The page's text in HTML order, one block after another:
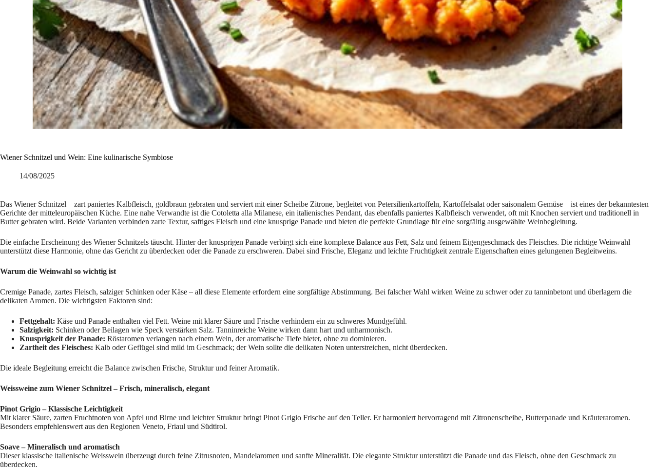
Wiener Schnitzel und Wein: Eine kulinarische Symbiose
14/08/2025
Das Wiener Schnitzel – zart paniertes Kalbfleisch, goldbraun gebraten und serviert mit einer Scheibe Zitrone, begleitet von Petersilienkartoffeln, Kartoffelsalat oder saisonalem Gemüse – ist eines der bekanntesten
Gerichte der mitteleuropäischen Küche. Eine nahe Verwandte ist die Cotoletta alla Milanese, ein italienisches Pendant, das ebenfalls paniertes Kalbfleisch verwendet, oft mit Knochen serviert und traditionell in
Butter gebraten wird. Beide Varianten verbinden zarte Textur, saftiges Fleisch und eine knusprige Panade und bieten die perfekte Grundlage für eine sorgfältig ausgewählte Weinbegleitung.
Die einfache Erscheinung des Wiener Schnitzels täuscht. Hinter der knusprigen Panade verbirgt sich eine komplexe Balance aus Fett, Salz und feinem Eigengeschmack des Fleisches. Die richtige Weinwahl
unterstützt diese Harmonie, ohne das Gericht zu überdecken oder die Panade zu erschweren. Dabei sind Frische, Eleganz und leichte Fruchtigkeit zentrale Eigenschaften eines gelungenen Begleitweins.
Warum die Weinwahl so wichtig ist
Cremige Panade, zartes Fleisch, salziger Schinken oder Käse – all diese Elemente erfordern eine sorgfältige Abstimmung. Bei falscher Wahl wirken Weine zu schwer oder zu tanninbetont und überlagern die
delikaten Aromen. Die wichtigsten Faktoren sind:
Fettgehalt: Käse und Panade enthalten viel Fett. Weine mit klarer Säure und Frische verhindern ein zu schweres Mundgefühl.
Salzigkeit: Schinken oder Beilagen wie Speck verstärken Salz. Tanninreiche Weine wirken dann hart und unharmonisch.
Knusprigkeit der Panade: Röstaromen verlangen nach einem Wein, der aromatische Tiefe bietet, ohne zu dominieren.
Zartheit des Fleisches: Kalb oder Geflügel sind mild im Geschmack; der Wein sollte die delikaten Noten unterstreichen, nicht überdecken.
Die ideale Begleitung erreicht die Balance zwischen Frische, Struktur und feiner Aromatik.
Weissweine zum Wiener Schnitzel – Frisch, mineralisch, elegant
Pinot Grigio – Klassische Leichtigkeit
Mit klarer Säure, zarten Fruchtnoten von Apfel und Birne und leichter Struktur bringt Pinot Grigio Frische auf den Teller. Er harmoniert hervorragend mit Zitronenscheibe, Butterpanade und Kräuteraromen.
Besonders empfehlenswert aus den Regionen Veneto, Friaul und Südtirol.
Soave – Mineralisch und aromatisch
Dieser klassische italienische Weisswein überzeugt durch feine Zitrusnoten, Mandelaromen und sanfte Mineralität. Die elegante Struktur unterstützt die Panade und das Fleisch, ohne den Geschmack zu
überdecken.